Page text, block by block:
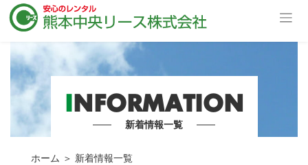
INFORMATION
新着情報一覧
ホーム ＞ 新着情報一覧